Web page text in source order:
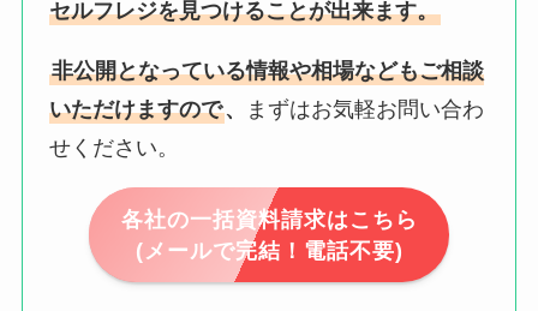
セルフレジを見つけることが出来ます。
非公開となっている情報や相場などもご相談
いただけますので、
まずはお気軽お問い合わ
せください。
各社の一括資料請求はこちら
(メールで完結！電話不要)